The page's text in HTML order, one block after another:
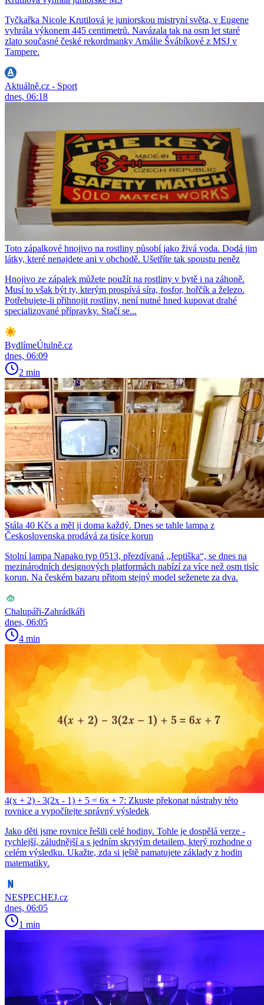
Tyčkařka Nicole Krutilová je juniorskou mistryní světa, v Eugene
vyhrála výkonem 445 centimetrů. Navázala tak na osm let staré
zlato současné české rekordmanky Amálie Švábíkové z MSJ v
Tampere.
Aktuálně.cz - Sport
dnes, 06:18
Toto zápalkové hnojivo na rostliny působí jako živá voda. Dodá jim
látky, které nenajdete ani v obchodě. Ušetříte tak spoustu peněz
Hnojivo ze zápalek můžete použít na rostliny v bytě i na záhoně.
Musí to však být ty, kterým prospívá síra, fosfor, hořčík a železo.
Potřebujete-li přihnojit rostliny, není nutné hned kupovat drahé
specializované přípravky. Stačí se...
BydlímeÚtulně.cz
dnes, 06:09
2 min
Stála 40 Kčs a měl ji doma každý. Dnes se tahle lampa z
Československa prodává za tisíce korun
Stolní lampa Napako typ 0513, přezdívaná „Jeptiška“, se dnes na
mezinárodních designových platformách nabízí za více než osm tisíc
korun. Na českém bazaru přitom stejný model seženete za dva.
Chalupáři-Zahrádkáři
dnes, 06:05
4 min
4(x + 2) - 3(2x - 1) + 5 = 6x + 7: Zkuste překonat nástrahy této
rovnice a vypočítejte správný výsledek
Jako děti jsme rovnice řešili celé hodiny. Tohle je dospělá verze -
rychlejší, záludnější a s jedním skrytým detailem, který rozhodne o
celém výsledku. Ukažte, zda si ještě pamatujete základy z hodin
matematiky.
NESPECHEJ.cz
dnes, 06:05
1 min